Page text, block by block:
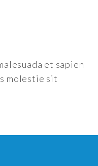
et sapien
molestie sit